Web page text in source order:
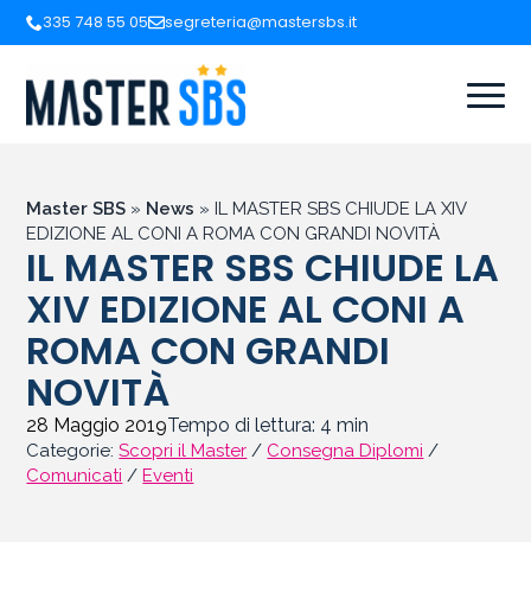
335 748 55 05 segreteria@mastersbs.it
Master SBS » News » IL MASTER SBS CHIUDE LA XIV
EDIZIONE AL CONI A ROMA CON GRANDI NOVITÀ
IL MASTER SBS CHIUDE LA
XIV EDIZIONE AL CONI A
ROMA CON GRANDI
NOVITÀ
28 Maggio 2019Tempo di lettura: 4 min
Categorie:Scopri il Master / Consegna Diplomi /
Comunicati /Eventi